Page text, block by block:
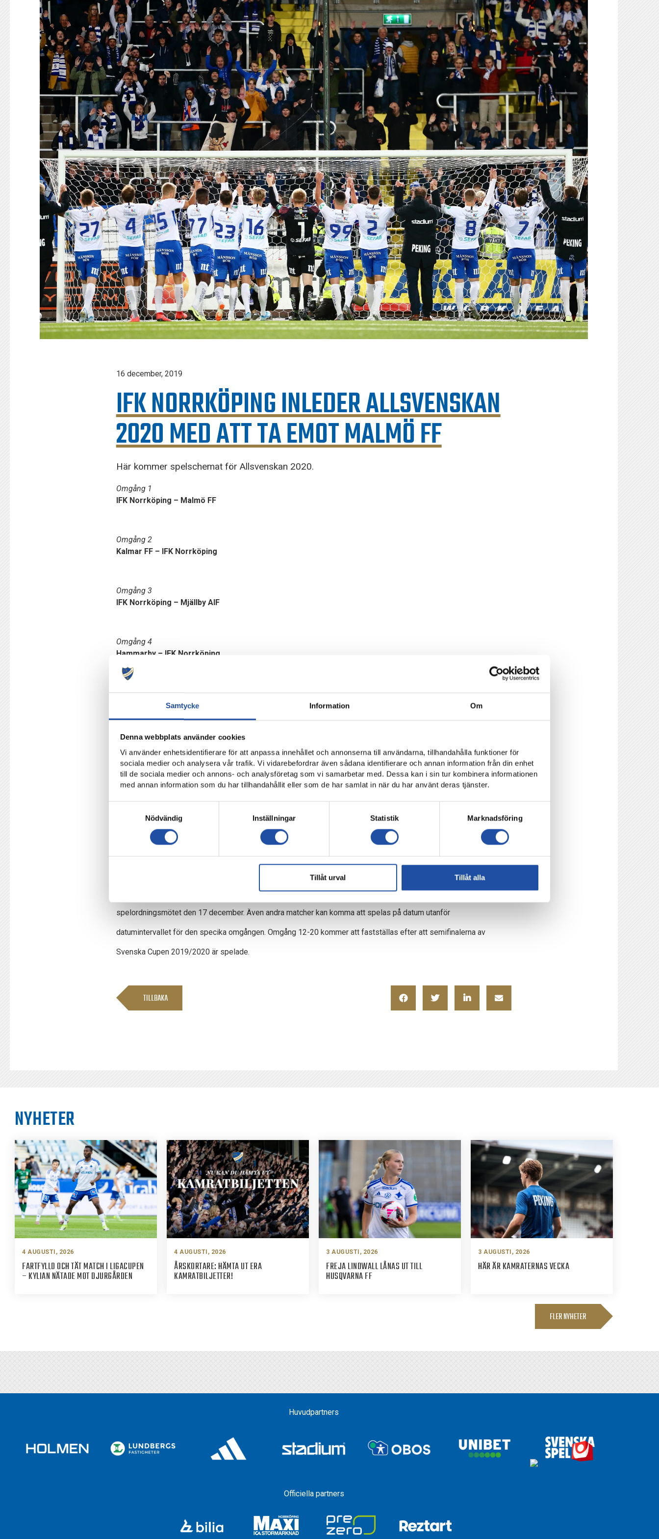
Samtycke Information Om
Denna webbplats använder cookies
Vi använder enhetsidentifierare för att anpassa innehållet och annonserna till användarna, tillhandahålla funktioner för
sociala medier och analysera vår trafik. Vi vidarebefordrar även sådana identifierare och annan information från din enhet
till de sociala medier och annons- och analysföretag som vi samarbetar med. Dessa kan i sin tur kombinera informationen
med annan information som du har tillhandahållit eller som de har samlat in när du har använt deras tjänster.
Nödvändig
Inställningar Statistik Marknadsföring
Tillåt urval Tillåt alla
KONTAKT
125-IFKARE
16 december, 2019
IFK NORRKÖPING INLEDER ALLSVENSKAN
2020 MED ATT TA EMOT MALMÖ FF
Här kommer spelschemat för Allsvenskan 2020.
Omgång 1
IFK Norrköping – Malmö FF
Omgång 2
Kalmar FF – IFK Norrköping
Omgång 3
IFK Norrköping – Mjällby AIF
Omgång 4
Hammarby – IFK Norrköping
Omgång 5
IFK Norrköping – IF Elfsborg
SE HELA SCHEMAT HÄR!
Notera! Datum som visas i spelordningen är huvuddatumet för omgången. Flertalet matcher i en omgång kan
därför få en annan speldag. Omgång 1-11 diskuteras med föreningarna vid spelordningsmötet den 17 december,
och fastställs och offentliggörs så skyndsamt som möjligt efter spelordningsmötet. När en match väl fastställts
du det genom att en avsparkstid tillfogats på Svenska Fotbollförbundets hemsida: svenskfotboll.se Notera även!
De föreningar (Djurgården, Malmö och Hammarby) som spelar Europaspel ges möjlighet att flytta sin match i
omgång 16 (31 juli-3 augusti), till våren. Om föreningarna önskar spela på våren ska detta fastställas på
spelordningsmötet den 17 december. Även andra matcher kan komma att spelas på datum utanför
datumintervallet för den specika omgången. Omgång 12-20 kommer att fastställas efter att semifinalerna av
Svenska Cupen 2019/2020 är spelade.
TILLBAKA
NYHETER
4 AUGUSTI, 2026
FARTFYLLD OCH TÄT MATCH I LIGACUPEN
– KYLIAN NÄTADE MOT DJURGÅRDEN
4 AUGUSTI, 2026
ÅRSKORTARE: HÄMTA UT ERA
KAMRATBILJETTER!
3 AUGUSTI, 2026
FREJA LINDWALL LÅNAS UT TILL
HUSQVARNA FF
3 AUGUSTI, 2026
HÄR ÄR KAMRATERNAS VECKA
FLER NYHETER
Huvudpartners
Officiella partners